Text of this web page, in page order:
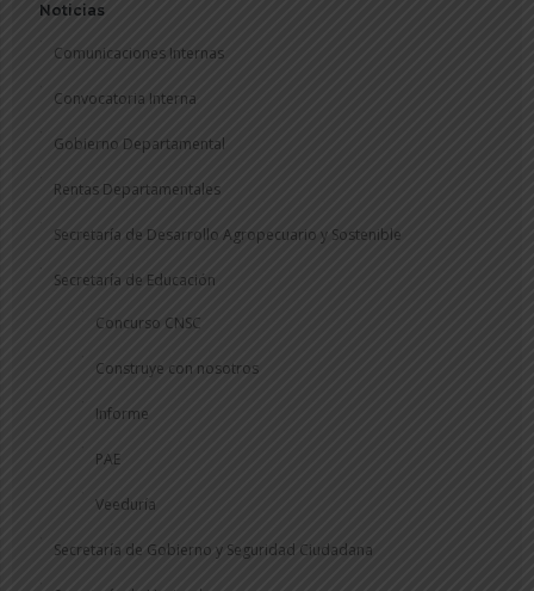
Noticias
Comunicaciones Internas
Convocatoria Interna
Gobierno Departamental
Rentas Departamentales
Secretaría de Desarrollo Agropecuario y Sostenible
Secretaría de Educación
Concurso CNSC
Construye con nosotros
Informe
PAE
Veeduría
Secretaría de Gobierno y Seguridad Ciudadana